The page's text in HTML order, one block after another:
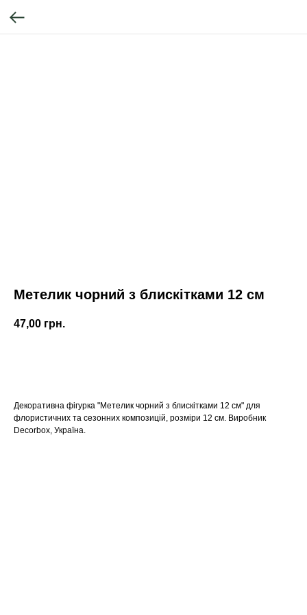
Метелик чорний з блискітками 12 см
47,00 грн.
Декоративна фігурка "Метелик чорний з блискітками 12 см" для
флористичних та сезонних композицій, розміри 12 см. Виробник
Decorbox, Україна.